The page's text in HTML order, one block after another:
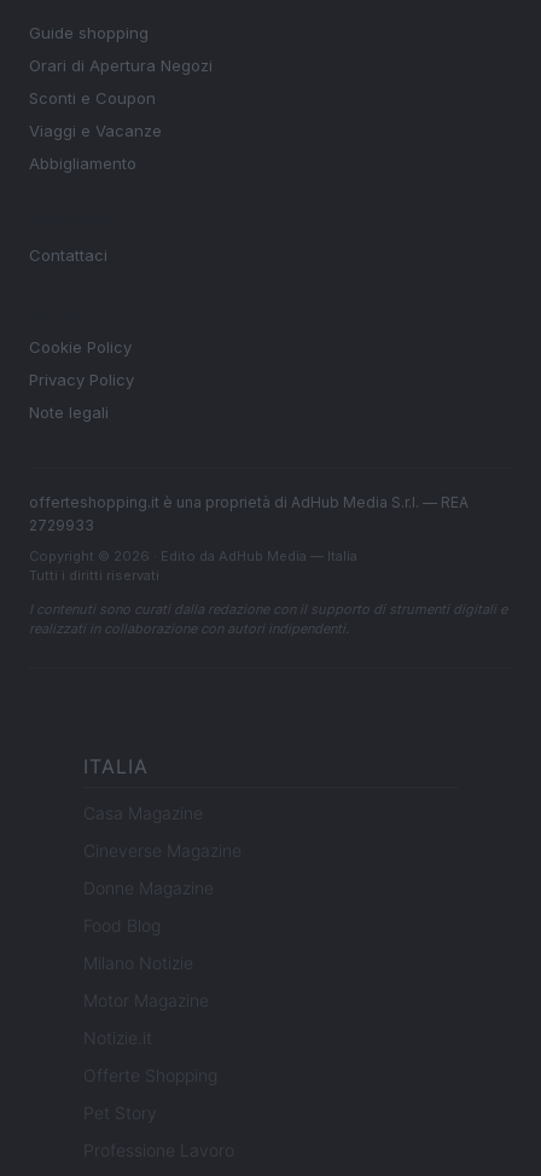
Guide shopping
Orari di Apertura Negozi
Sconti e Coupon
Viaggi e Vacanze
Abbigliamento
Contattaci
Cookie Policy
Privacy Policy
Note legali
offerteshopping.it è una proprietà di AdHub Media S.r.l. — REA
2729933
Copyright © 2026 · Edito da AdHub Media — Italia
Tutti i diritti riservati
I contenuti sono curati dalla redazione con il supporto di strumenti digitali e
realizzati in collaborazione con autori indipendenti.
ITALIA
Casa Magazine
Cineverse Magazine
Donne Magazine
Food Blog
Milano Notizie
Motor Magazine
Notizie.it
Offerte Shopping
Pet Story
Professione Lavoro